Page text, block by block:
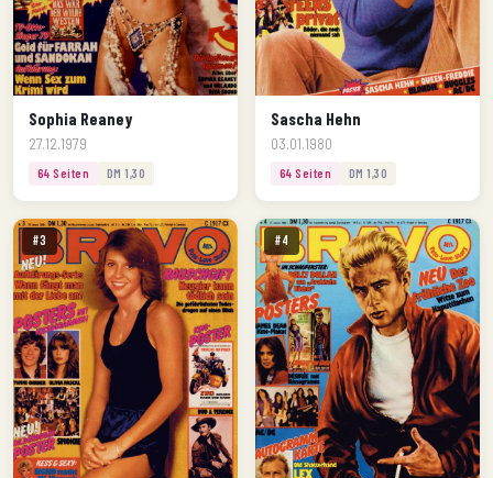
Sophia Reaney
27.12.1979
64 Seiten DM 1,30
Sascha Hehn
03.01.1980
64 Seiten DM 1,30
#3 #4